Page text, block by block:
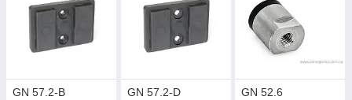
GN 57.2-B GN 57.2-D GN 52.6